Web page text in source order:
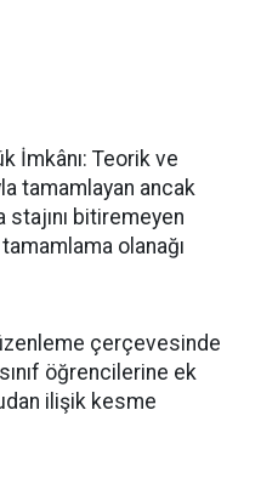
İmkânı: Teorik ve
tamamlayan ancak
bitiremeyen
olanağı
çerçevesinde
öğrencilerine ek
ilişik kesme